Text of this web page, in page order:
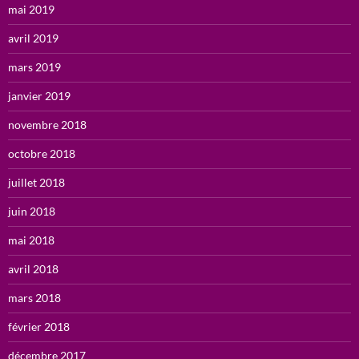
mai 2019
avril 2019
mars 2019
janvier 2019
novembre 2018
octobre 2018
juillet 2018
juin 2018
mai 2018
avril 2018
mars 2018
février 2018
décembre 2017